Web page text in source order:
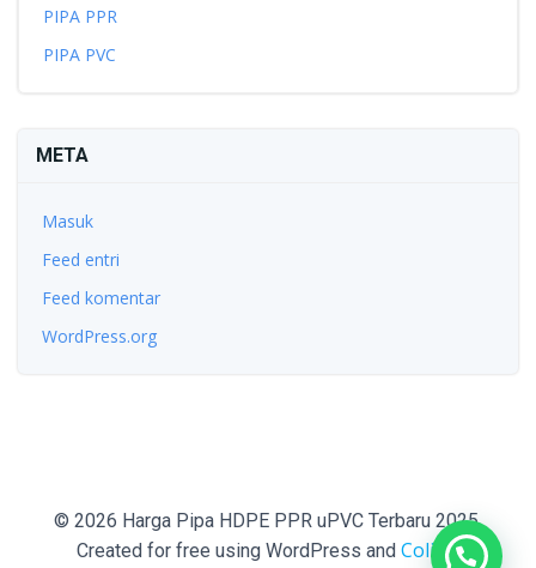
PIPA PPR
PIPA PVC
META
Masuk
Feed entri
Feed komentar
WordPress.org
© 2026 Harga Pipa HDPE PPR uPVC Terbaru 2025.
Created for free using WordPress and Colibri